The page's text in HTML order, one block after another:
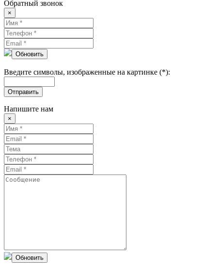
Обратный звонок
×
Обновить
Введите символы, изображенные на картинке (*):
Отправить
Напишите нам
×
Обновить